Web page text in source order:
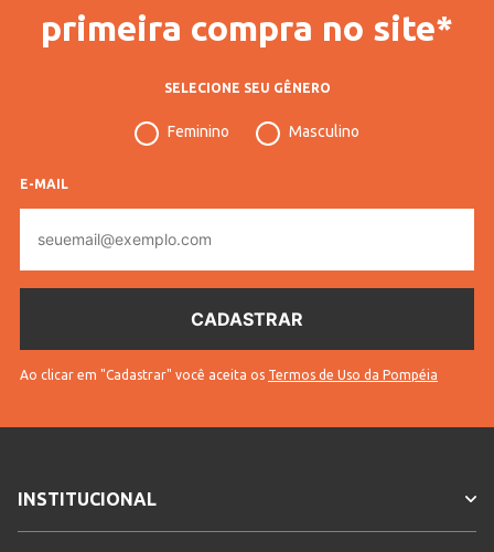
primeira compra no site*
SELECIONE SEU GÊNERO
Feminino Masculino
E-MAIL
mail
Ao clicar em "Cadastrar" você aceita os Termos de Uso da Pompéia
INSTITUCIONAL